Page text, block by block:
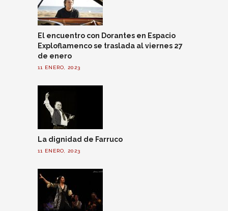
El encuentro con Dorantes en Espacio
Exploflamenco se traslada al viernes 27
de enero
11 ENERO, 2023
La dignidad de Farruco
11 ENERO, 2023